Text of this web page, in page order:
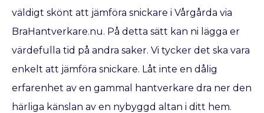
väldigt skönt att jämföra snickare i Vårgårda via
BraHantverkare.nu. På detta sätt kan ni lägga er
värdefulla tid på andra saker. Vi tycker det ska vara
enkelt att jämföra snickare. Låt inte en dålig
erfarenhet av en gammal hantverkare dra ner den
härliga känslan av en nybyggd altan i ditt hem.